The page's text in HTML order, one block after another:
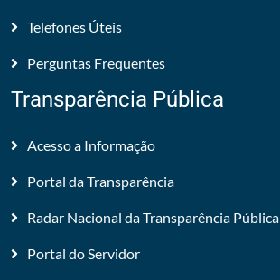
Telefones Úteis
Perguntas Frequentes
Transparência Pública
Acesso a Informação
Portal da Transparência
Radar Nacional da Transparência Pública
Portal do Servidor